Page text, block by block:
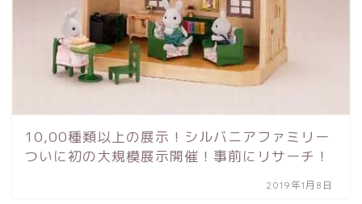
10,00種類以上の展示！シルバニアファミリー
ついに初の大規模展示開催！事前にリサーチ！
2019年1月8日